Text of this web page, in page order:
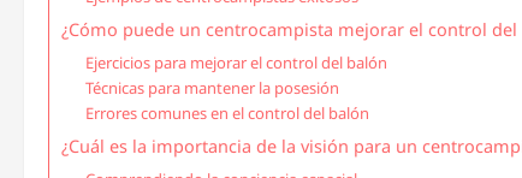
¿Cómo puede un centrocampista mejorar el control del
Ejercicios para mejorar el control del balón
Técnicas para mantener la posesión
Errores comunes en el control del balón
¿Cuál es la importancia de la visión para un